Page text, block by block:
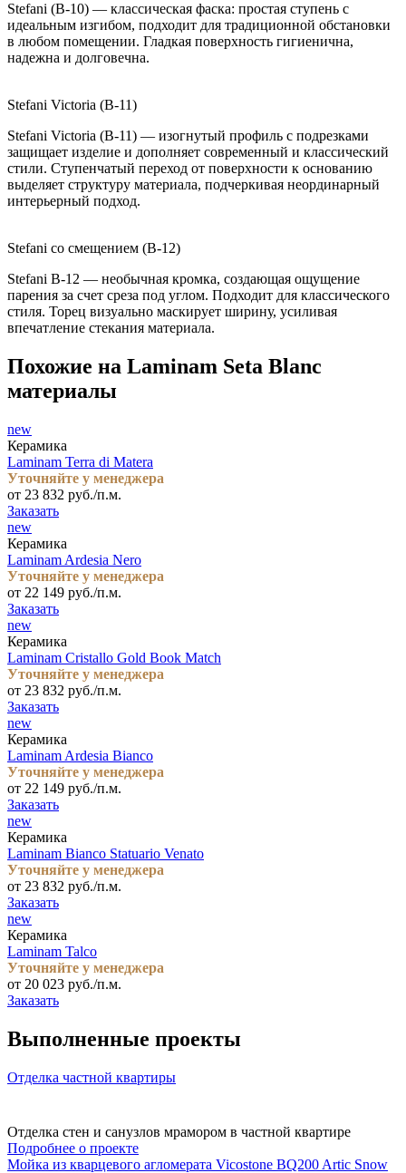
Stefani (B-10) — классическая фаска: простая ступень с
идеальным изгибом, подходит для традиционной обстановки
в любом помещении. Гладкая поверхность гигиенична,
надежна и долговечна.
Stefani Victoria (B-11)
Stefani Victoria (B-11) — изогнутый профиль с подрезками
защищает изделие и дополняет современный и классический
стили. Ступенчатый переход от поверхности к основанию
выделяет структуру материала, подчеркивая неординарный
интерьерный подход.
Stefani со смещением (B-12)
Stefani B-12 — необычная кромка, создающая ощущение
парения за счет среза под углом. Подходит для классического
стиля. Торец визуально маскирует ширину, усиливая
впечатление стекания материала.
Похожие на Laminam Seta Blanc
материалы
new
Керамика
Laminam Terra di Matera
Уточняйте у менеджера
от 23 832 руб./п.м.
Заказать
new
Керамика
Laminam Ardesia Nero
Уточняйте у менеджера
от 22 149 руб./п.м.
Заказать
new
Керамика
Laminam Cristallo Gold Book Match
Уточняйте у менеджера
от 23 832 руб./п.м.
Заказать
new
Керамика
Laminam Ardesia Bianco
Уточняйте у менеджера
от 22 149 руб./п.м.
Заказать
new
Керамика
Laminam Bianco Statuario Venato
Уточняйте у менеджера
от 23 832 руб./п.м.
Заказать
new
Керамика
Laminam Talco
Уточняйте у менеджера
от 20 023 руб./п.м.
Заказать
Выполненные проекты
Отделка частной квартиры
Отделка стен и санузлов мрамором в частной квартире
Подробнее о проекте
Мойка из кварцевого агломерата Vicostone BQ200 Artic Snow